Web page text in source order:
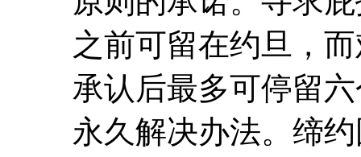
之前可留在约旦，
承认后最多可停留
永久解决办法。缔